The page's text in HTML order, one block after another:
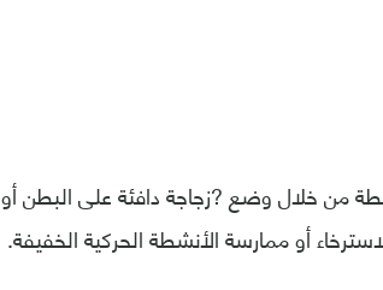
من خلال وضع ?زجاجة دافئة على البطن أو
أو ممارسة الأنشطة الحركية الخفيفة.